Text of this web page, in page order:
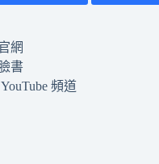
網
書
頻道